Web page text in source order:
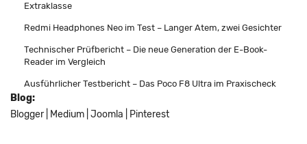
Extraklasse
Redmi Headphones Neo im Test – Langer Atem, zwei Gesichter
Technischer Prüfbericht – Die neue Generation der E-Book-
Reader im Vergleich
Ausführlicher Testbericht – Das Poco F8 Ultra im Praxischeck
Blog:
Blogger
Medium Joomla Pinterest